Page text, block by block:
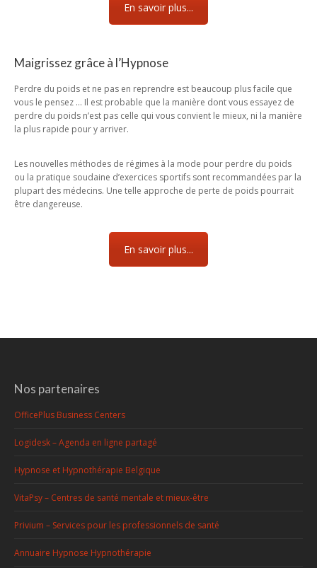
En savoir plus...
Maigrissez grâce à l’Hypnose
Perdre du poids et ne pas en reprendre est beaucoup plus facile que
vous le pensez … Il est probable que la manière dont vous essayez de
perdre du poids n’est pas celle qui vous convient le mieux, ni la manière
la plus rapide pour y arriver.
Les nouvelles méthodes de régimes à la mode pour perdre du poids
ou la pratique soudaine d’exercices sportifs sont recommandées par la
plupart des médecins. Une telle approche de perte de poids pourrait
être dangereuse.
En savoir plus...
Nos partenaires
OfficePlus Business Centers
Logidesk – Agenda en ligne partagé
Hypnose et Hypnothérapie Belgique
VitaPsy – Centres de santé mentale et mieux-être
Privium – Services pour les professionnels de santé
Annuaire Hypnose Hypnothérapie